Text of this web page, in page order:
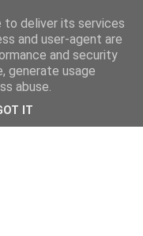
to deliver its services
and user-agent are
and security
generate usage
abuse.
IT